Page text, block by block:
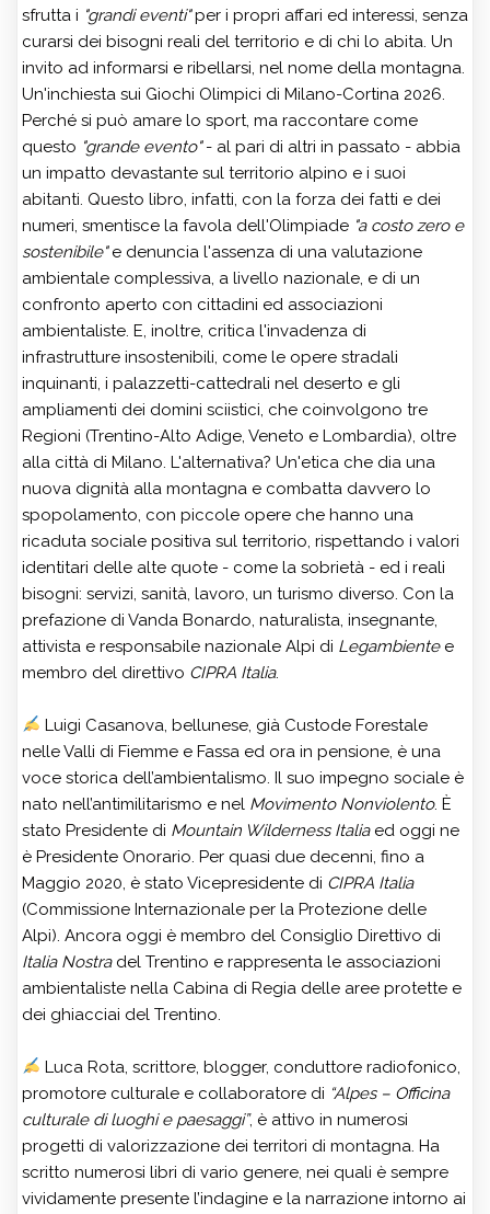
sfrutta i "grandi eventi"per i propri affari ed interessi, senza
curarsi dei bisogni reali del territorio e di chi lo abita. Un
invito ad informarsi e ribellarsi, nel nome della montagna.
Un'inchiesta sui Giochi Olimpici di Milano-Cortina 2026.
Perché si può amare lo sport, ma raccontare come
questo "grande evento"- al pari di altri in passato - abbia
un impatto devastante sul territorio alpino e i suoi
abitanti. Questo libro, infatti, con la forza dei fatti e dei
numeri, smentisce la favola dell'Olimpiade "a costo zero e
sostenibile"e denuncia l'assenza di una valutazione
ambientale complessiva, a livello nazionale, e di un
confronto aperto con cittadini ed associazioni
ambientaliste. E, inoltre, critica l'invadenza di
infrastrutture insostenibili, come le opere stradali
inquinanti, i palazzetti-cattedrali nel deserto e gli
ampliamenti dei domini sciistici, che coinvolgono tre
Regioni (Trentino-Alto Adige, Veneto e Lombardia), oltre
alla città di Milano. L'alternativa? Un'etica che dia una
nuova dignità alla montagna e combatta davvero lo
spopolamento, con piccole opere che hanno una
ricaduta sociale positiva sul territorio, rispettando i valori
identitari delle alte quote - come la sobrietà - ed i reali
bisogni: servizi, sanità, lavoro, un turismo diverso. Con la
prefazione di Vanda Bonardo, naturalista, insegnante,
attivista e responsabile nazionale Alpi di Legambiente e
membro del direttivo CIPRA Italia.
Luigi Casanova, bellunese, già Custode Forestale
nelle Valli di Fiemme e Fassa ed ora in pensione, è una
voce storica dell’ambientalismo. Il suo impegno sociale è
nato nell’antimilitarismo e nel Movimento Nonviolento. È
stato Presidente di Mountain Wilderness Italiaed oggi ne
è Presidente Onorario. Per quasi due decenni, fino a
Maggio 2020, è stato Vicepresidente di CIPRA Italia
(Commissione Internazionale per la Protezione delle
Alpi). Ancora oggi è membro del Consiglio Direttivo di
Italia Nostradel Trentino e rappresenta le associazioni
ambientaliste nella Cabina di Regia delle aree protette e
dei ghiacciai del Trentino.
Luca Rota, scrittore, blogger, conduttore radiofonico,
promotore culturale e collaboratore di “Alpes – Officina
culturale di luoghi e paesaggi”, è attivo in numerosi
progetti di valorizzazione dei territori di montagna. Ha
scritto numerosi libri di vario genere, nei quali è sempre
vividamente presente l’indagine e la narrazione intorno ai